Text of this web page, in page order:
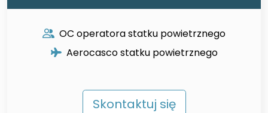
OC operatora statku powietrznego
Aerocasco statku powietrznego
Skontaktuj się